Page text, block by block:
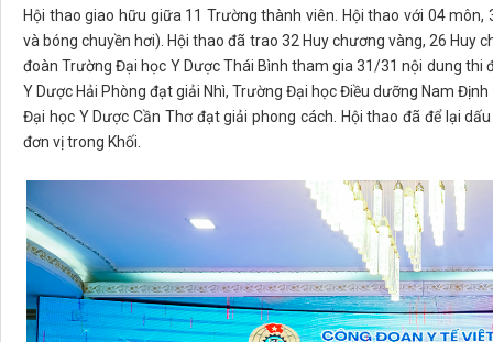
Hội thao giao hữu giữa 11 Trường thành viên. Hội thao với 04
và bóng chuyền hơi). Hội thao đã trao 32 Huy chương vàng, 26 Huy
đoàn Trường Đại học Y Dược Thái Bình tham gia 31/31 nội dung thi
Y Dược Hải Phòng đạt giải Nhì, Trường Đại học Điều dưỡng Nam
Đại học Y Dược Cần Thơ đạt giải phong cách. Hội thao đã để lại
đơn vị trong Khối.